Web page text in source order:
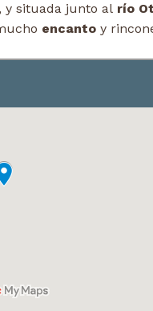
, y situada junto al río
encanto y